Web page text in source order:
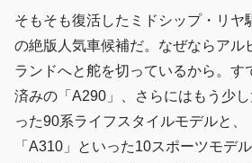
そもそも復活したミドシップ・リヤ
の絶版人気車候補だ。なぜならアル
ランドへと舵を切っているから。す
済みの「A290」、さらにはもう少
った90系ライフスタイルモデルと、
「A310」といった10スポーツモデ